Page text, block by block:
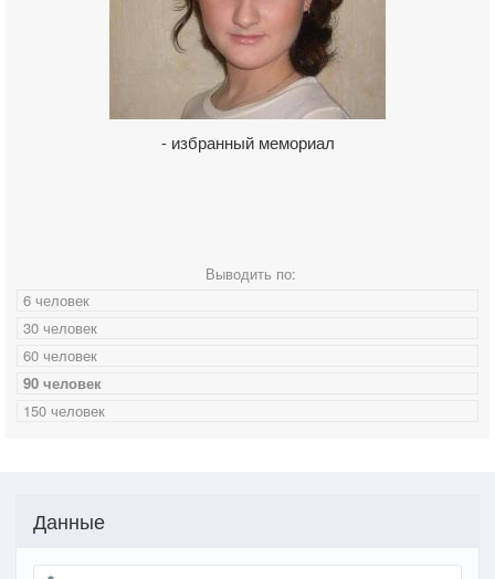
- избранный мемориал
Выводить по:
6 человек
30 человек
60 человек
90 человек
150 человек
Данные